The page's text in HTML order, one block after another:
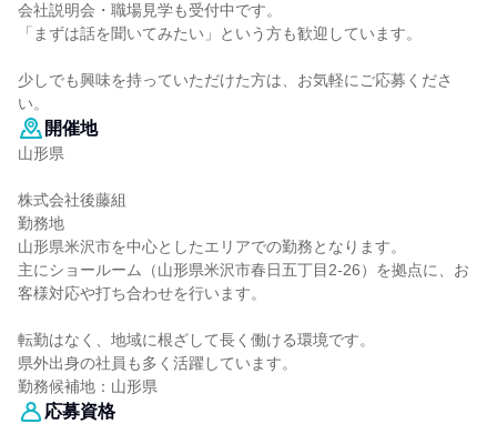
会社説明会・職場見学も受付中です。
「まずは話を聞いてみたい」という方も歓迎しています。
少しでも興味を持っていただけた方は、お気軽にご応募くださ
い。
開催地
山形県
株式会社後藤組
勤務地
山形県米沢市を中心としたエリアでの勤務となります。
主にショールーム（山形県米沢市春日五丁目2-26）を拠点に、お
客様対応や打ち合わせを行います。
転勤はなく、地域に根ざして長く働ける環境です。
県外出身の社員も多く活躍しています。
勤務候補地：山形県
応募資格